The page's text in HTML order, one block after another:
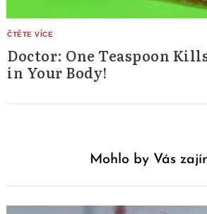
Doctor: One Teaspoon
in Your Body!
Mohlo by Vás